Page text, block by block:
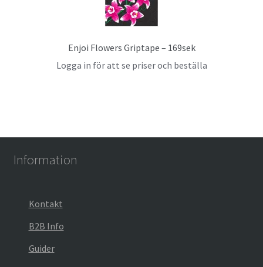
Enjoi Flowers Griptape – 169sek
Logga in för att se priser och beställa
Information
Kontakt
B2B Info
Guider